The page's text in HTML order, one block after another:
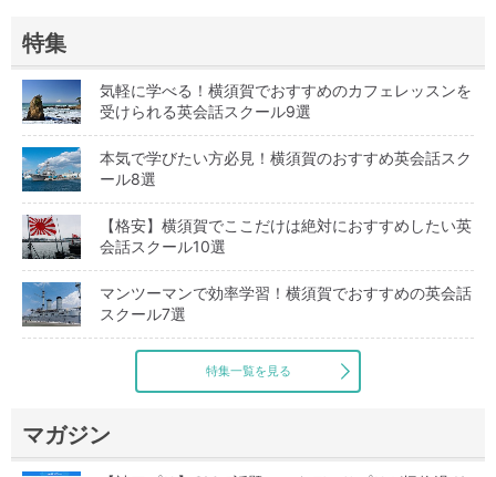
特集
気軽に学べる！横須賀でおすすめのカフェレッスンを
受けられる英会話スクール9選
本気で学びたい方必見！横須賀のおすすめ英会話スク
ール8選
【格安】横須賀でここだけは絶対におすすめしたい英
会話スクール10選
マンツーマンで効率学習！横須賀でおすすめの英会話
スクール7選
特集一覧を見る
マガジン